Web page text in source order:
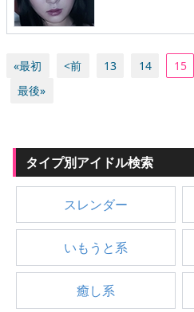
«最初 <前 13 14 15
最後»
タイプ別アイドル検索
スレンダー
いもうと系
癒し系